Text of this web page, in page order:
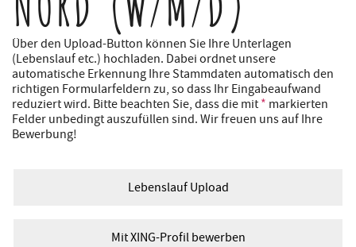
Über den Upload-Button können Sie Ihre Unterlagen
(Lebenslauf etc.) hochladen. Dabei ordnet unsere
automatische Erkennung Ihre Stammdaten automatisch den
richtigen Formularfeldern zu, so dass Ihr Eingabeaufwand
reduziert wird. Bitte beachten Sie, dass die mit * markierten
Felder unbedingt auszufüllen sind. Wir freuen uns auf Ihre
Bewerbung!
Lebenslauf Upload
Mit XING-Profil bewerben